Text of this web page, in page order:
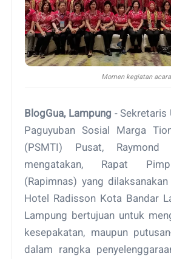
Momen kegiatan acara
BlogGua, Lampung - Sekretaris
Paguyuban Sosial Marga
(PSMTI) Pusat, Raymond
mengatakan, Rapat
(Rapimnas) yang
Hotel Radisson Kota Bandar
Lampung bertujuan untuk
kesepakatan, maupun
dalam rangka